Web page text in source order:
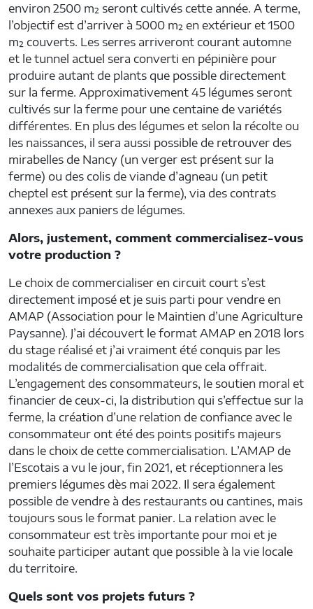
environ 2500 m² seront cultivés cette année. A terme,
l’objectif est d’arriver à 5000 m² en extérieur et 1500
m² couverts. Les serres arriveront courant automne
et le tunnel actuel sera converti en pépinière pour
produire autant de plants que possible directement
sur la ferme. Approximativement 45 légumes seront
cultivés sur la ferme pour une centaine de variétés
différentes. En plus des légumes et selon la récolte ou
les naissances, il sera aussi possible de retrouver des
mirabelles de Nancy (un verger est présent sur la
ferme) ou des colis de viande d’agneau (un petit
cheptel est présent sur la ferme), via des contrats
annexes aux paniers de légumes.
Alors, justement, comment commercialisez-vous
votre production ?
Le choix de commercialiser en circuit court s’est
directement imposé et je suis parti pour vendre en
AMAP (Association pour le Maintien d’une Agriculture
Paysanne). J’ai découvert le format AMAP en 2018 lors
du stage réalisé et j’ai vraiment été conquis par les
modalités de commercialisation que cela offrait.
L’engagement des consommateurs, le soutien moral et
financier de ceux-ci, la distribution qui s’effectue sur la
ferme, la création d’une relation de confiance avec le
consommateur ont été des points positifs majeurs
dans le choix de cette commercialisation. L’AMAP de
l’Escotais a vu le jour, fin 2021, et réceptionnera les
premiers légumes dès mai 2022. Il sera également
possible de vendre à des restaurants ou cantines, mais
toujours sous le format panier. La relation avec le
consommateur est très importante pour moi et je
souhaite participer autant que possible à la vie locale
du territoire.
Quels sont vos projets futurs ?